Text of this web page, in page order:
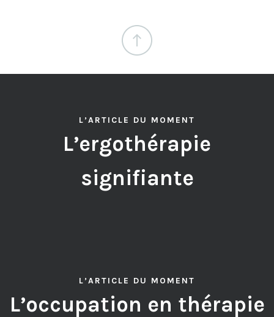
L’ARTICLE DU MOMENT
L’ergothérapie
signifiante
L’ARTICLE DU MOMENT
L’occupation en thérapie